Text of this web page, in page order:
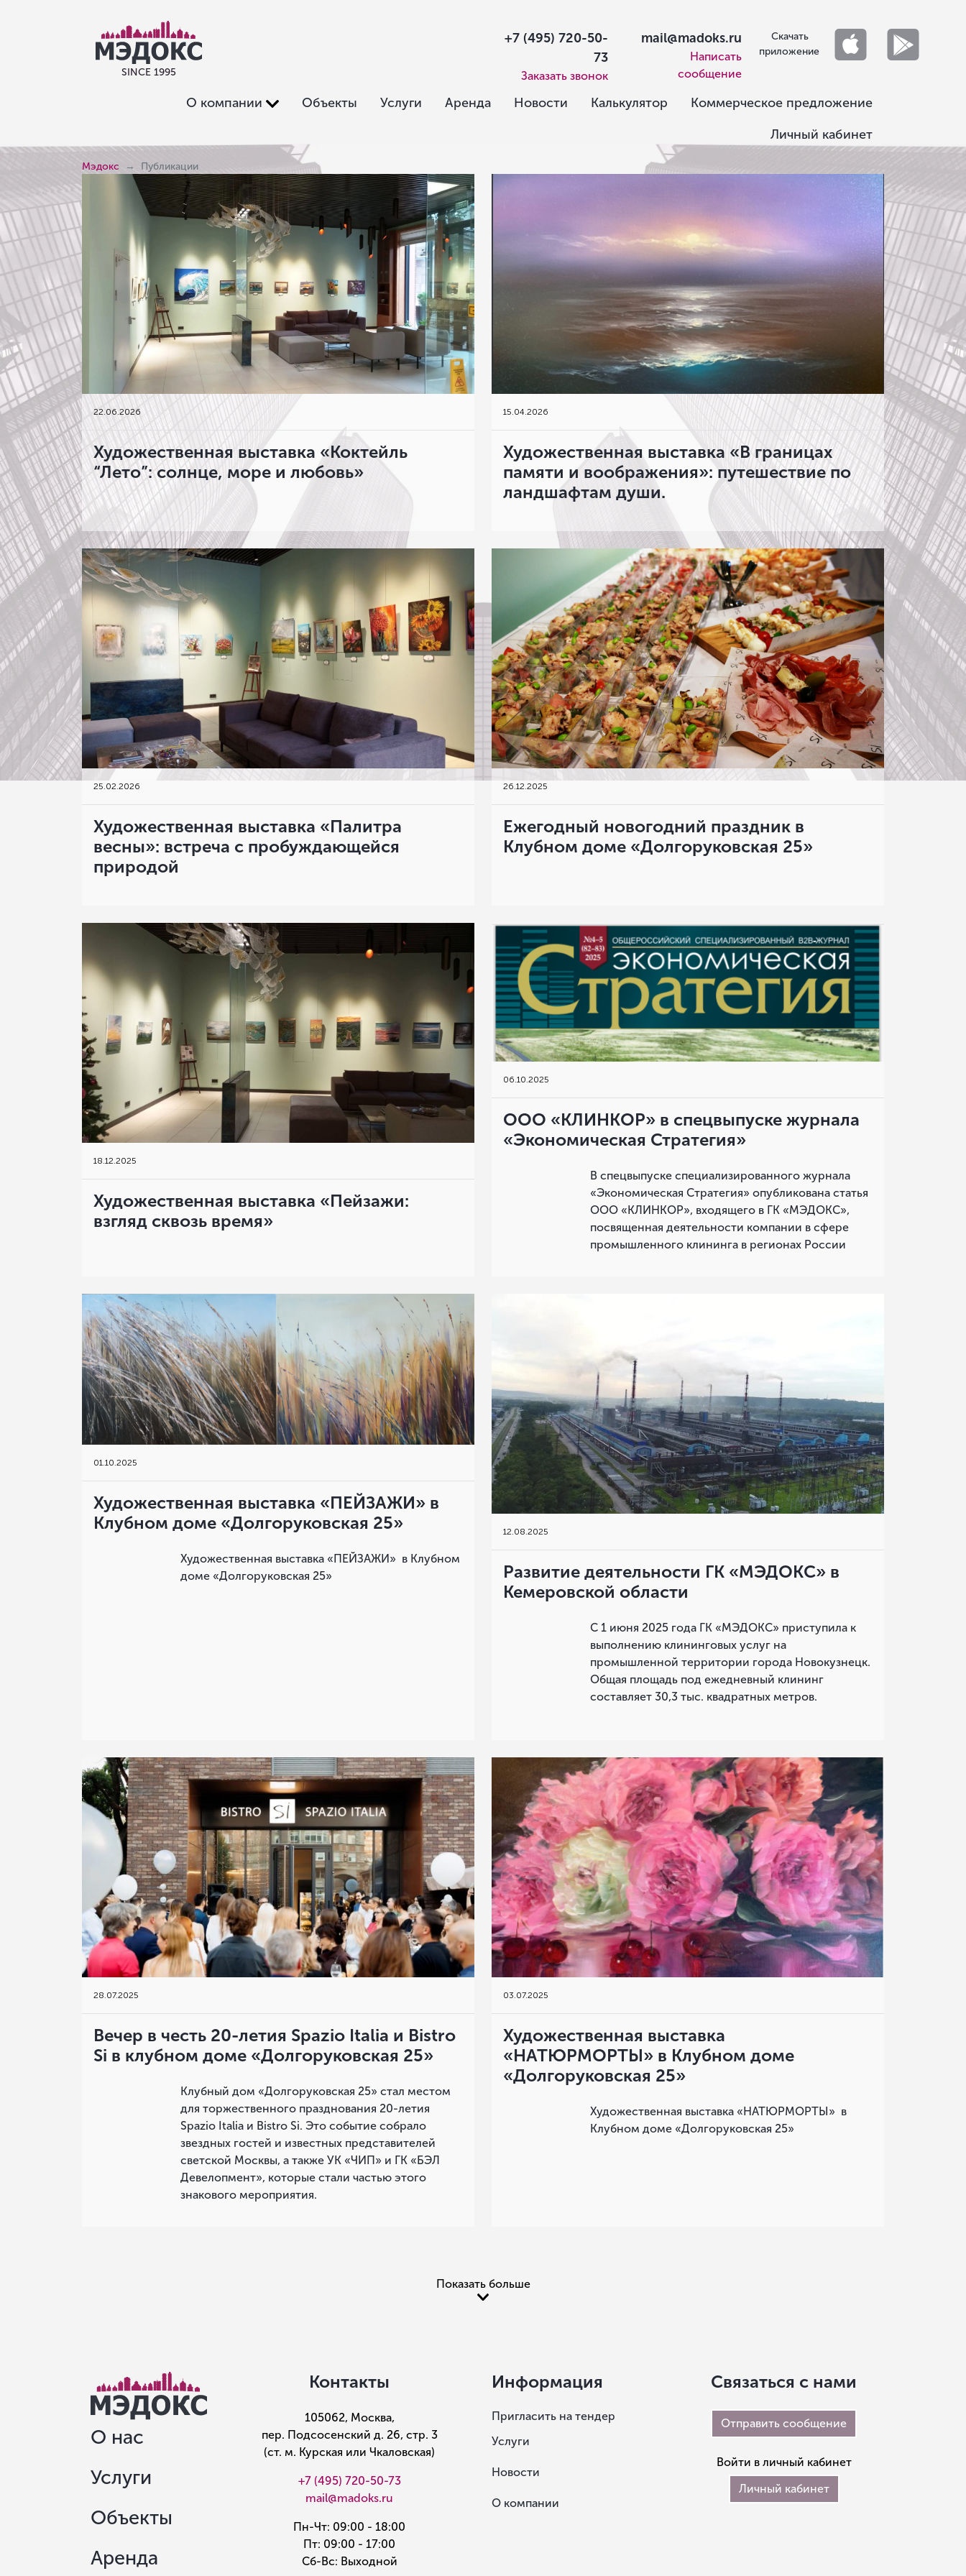
SINCE 1995
+7 (495) 720-50-
73
Заказать звонок
mail@madoks.ru
Написать
сообщение
Скачать
приложение
О компании Объекты Услуги Аренда Новости Калькулятор Коммерческое предложение
Личный кабинет
Мэдокс Публикации
22.06.2026
Художественная выставка «Коктейль
“Лето”: солнце, море и любовь»
15.04.2026
Художественная выставка «В границах
памяти и воображения»: путешествие по
ландшафтам души.
25.02.2026
Художественная выставка «Палитра
весны»: встреча с пробуждающейся
природой
26.12.2025
Ежегодный новогодний праздник в
Клубном доме «Долгоруковская 25»
18.12.2025
Художественная выставка «Пейзажи:
взгляд сквозь время»
06.10.2025
ООО «КЛИНКОР» в спецвыпуске журнала
«Экономическая Стратегия»
В спецвыпуске специализированного журнала
«Экономическая Стратегия» опубликована статья
ООО «КЛИНКОР», входящего в ГК «МЭДОКС»,
посвященная деятельности компании в сфере
промышленного клининга в регионах России
01.10.2025
Художественная выставка «ПЕЙЗАЖИ» в
Клубном доме «Долгоруковская 25»
Художественная выставка «ПЕЙЗАЖИ» в Клубном
доме «Долгоруковская 25»
12.08.2025
Развитие деятельности ГК «МЭДОКС» в
Кемеровской области
С 1 июня 2025 года ГК «МЭДОКС» приступила к
выполнению клининговых услуг на
промышленной территории города Новокузнецк.
Общая площадь под ежедневный клининг
составляет 30,3 тыс. квадратных метров.
28.07.2025
Вечер в честь 20-летия Spazio Italia и Bistro
Si в клубном доме «Долгоруковская 25»
Клубный дом «Долгоруковская 25» стал местом
для торжественного празднования 20-летия
Spazio Italia и Bistro Si. Это событие собрало
звездных гостей и известных представителей
светской Москвы, а также УК «ЧИП» и ГК «БЭЛ
Девелопмент», которые стали частью этого
знакового мероприятия.
03.07.2025
Художественная выставка
«НАТЮРМОРТЫ» в Клубном доме
«Долгоруковская 25»
Художественная выставка «НАТЮРМОРТЫ» в
Клубном доме «Долгоруковская 25»
Показать больше
О нас
Услуги
Объекты
Аренда
Контакты
105062, Москва,
пер. Подсосенский д. 26, стр. 3
(ст. м. Курская или Чкаловская)
+7 (495) 720-50-73
mail@madoks.ru
Пн-Чт: 09:00 - 18:00
Пт: 09:00 - 17:00
Сб-Вс: Выходной
Информация
Пригласить на тендер
Услуги
Новости
О компании
Связаться с нами
Отправить сообщение
Войти в личный кабинет
Личный кабинет